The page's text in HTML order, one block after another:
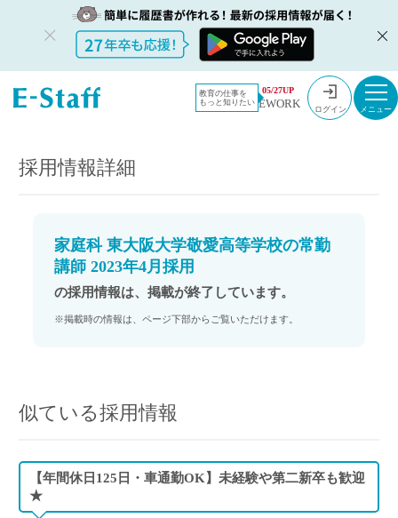
教育の仕事を
もっと知りたい
05/27UP
EWORK ログイン
教員採用情
報のイー・
採用情報
家庭科 東大阪大学敬愛高等学校の常勤講師 2023年4月採用
採用情報詳細
家庭科 東大阪大学敬愛高等学校の常勤
講師 2023年4月採用
の採用情報は、掲載が終了しています。
※掲載時の情報は、ページ下部からご覧いただけます。
似ている採用情報
【年間休日125日・車通勤OK】未経験や第二新卒も歓迎
★